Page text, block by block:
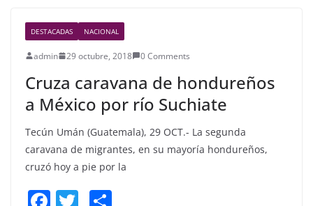
DESTACADAS NACIONAL
admin 29 octubre, 2018 0 Comments
Cruza caravana de hondureños
a México por río Suchiate
Tecún Umán (Guatemala), 29 OCT.- La segunda
caravana de migrantes, en su mayoría hondureños,
cruzó hoy a pie por la